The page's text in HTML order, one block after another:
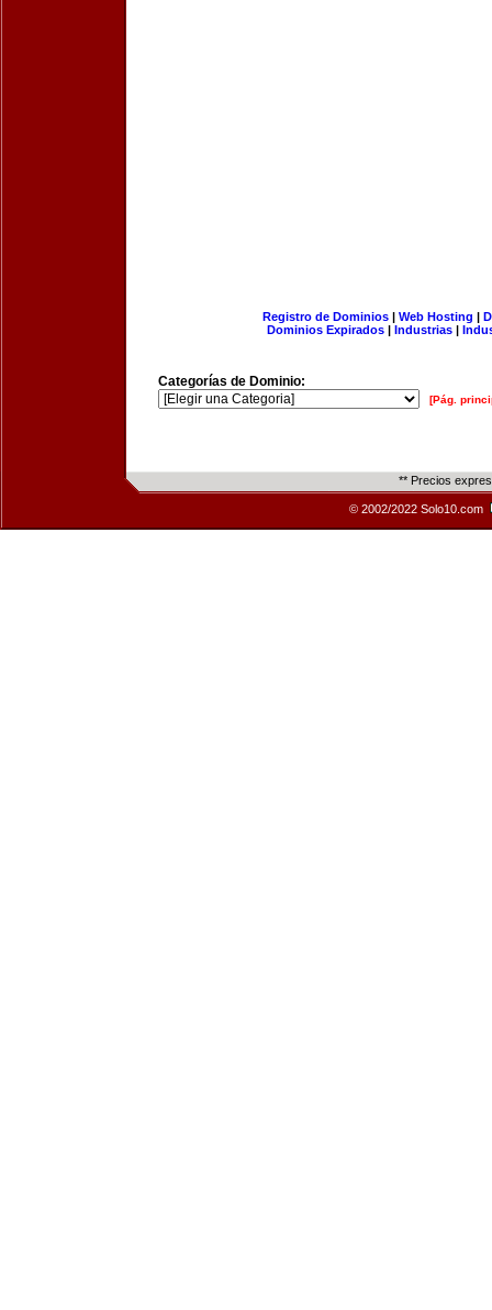
Registro de Dominios| Web Hosting |
Dominios Expirados | Industrias |
Categorías de Dominio:
[Pág.
** Precios
© 2002/2022 Solo10.com